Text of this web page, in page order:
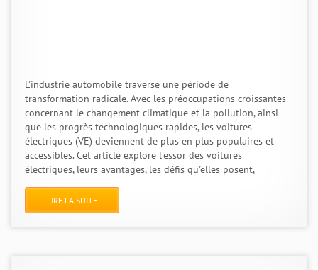
L'industrie automobile traverse une période de
transformation radicale. Avec les préoccupations croissantes
concernant le changement climatique et la pollution, ainsi
que les progrès technologiques rapides, les voitures
électriques (VE) deviennent de plus en plus populaires et
accessibles. Cet article explore l'essor des voitures
électriques, leurs avantages, les défis qu'elles posent,
LIRE LA SUITE